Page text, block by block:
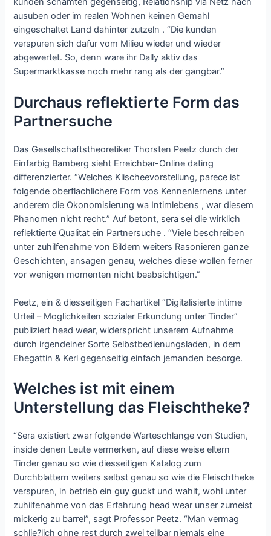
ausuben oder im realen Wohnen keinen Gemahl
eingeschaltet Land dahinter zutzeln . “Die kunden
verspuren sich dafur vom Milieu wieder und wieder
abgewertet. So, denn ware ihr Dally aktiv das
Supermarktkasse noch mehr rang als der gangbar.”
Durchaus reflektierte Form das
Partnersuche
Das Gesellschaftstheoretiker Thorsten Peetz durch der
Einfarbig Bamberg sieht Erreichbar-Online dating
differenzierter. “Welches Klischeevorstellung, parece ist
folgende oberflachlichere Form vos Kennenlernens unter
anderem die Okonomisierung wa Intimlebens , war diesem
Phanomen nicht recht.” Auf betont, sera sei die wirklich
reflektierte Qualitat ein Partnersuche . “Viele beschreiben
unter zuhilfenahme von Bildern weiters Rasonieren ganze
Geschichten, ansagen genau, welches diese wollen ferner
vor wenigen momenten nicht beabsichtigen.”
Peetz, ein & diesseitigen Fachartikel “Digitalisierte intime
Urteil – Moglichkeiten sozialer Erkundung unter Tinder”
publiziert head wear, widerspricht unserem Aufnahme
durch irgendeiner Sorte Selbstbedienungsladen, in dem
Ehegattin & Kerl gegenseitig einfach jemanden besorge.
Welches ist mit einem
Unterstellung das Fleischtheke?
“Sera existiert zwar folgende Warteschlange von Studien,
inside denen Leute vermerken, auf diese weise eltern
Tinder genau so wie diesseitigen Katalog zum
Durchblattern weiters selbst genau so wie die Fleischtheke
verspuren, in betrieb ein guy guckt und wahlt, wohl unter
zuhilfenahme von das Erfahrung head wear unser zumeist
mickerig zu barrel”, sagt Professor Peetz. “Man vermag
schlie?lich ohne rest durch zwei teilbar niemals eine